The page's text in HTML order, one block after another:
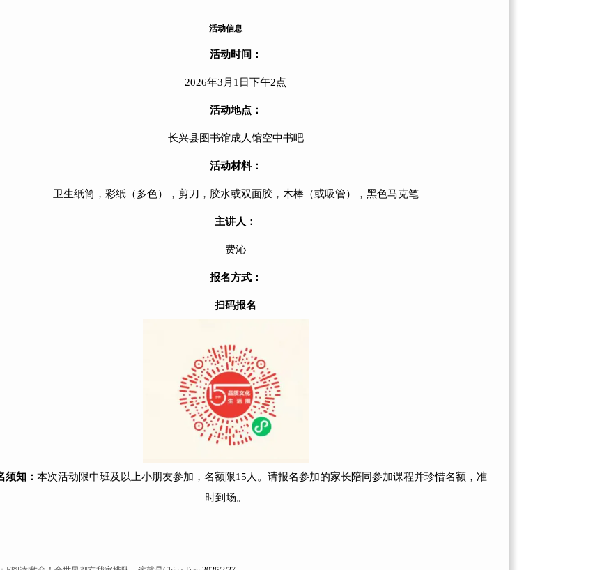
活动信息
活动时间：
2026年3月1日下午2点
活动地点：
长兴县图书馆成人馆空中书吧
活动材料：
卫生纸筒，彩纸（多色），剪刀，胶水或双面胶，木棒（或吸管），黑色马克笔
主讲人：
费沁
报名方式：
扫码报名
须知： 本次活动限中班及以上小朋友参加，名额限15人。请报名参加的家长陪同参加课程并珍惜名额，准
时到场。